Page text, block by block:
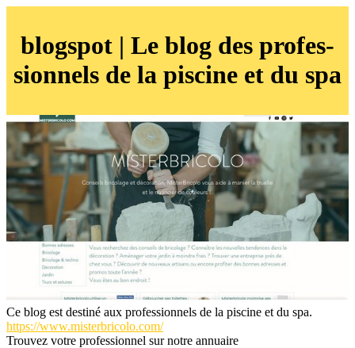
blogspot | Le blog des profes­
sion­nels de la piscine et du spa
Ce blog est destiné aux professionnels de la piscine et du spa.
https://www.misterbricolo.com/
Trouvez votre professionnel sur notre annuaire